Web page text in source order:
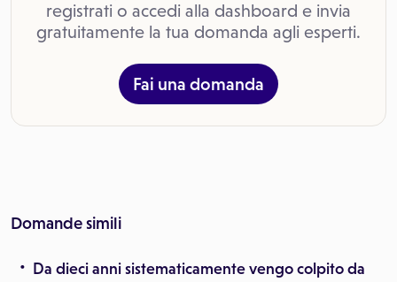
registrati o accedi alla dashboard e invia
gratuitamente la tua domanda agli esperti.
Fai una domanda
Domande simili
Da dieci anni sistematicamente vengo colpito da